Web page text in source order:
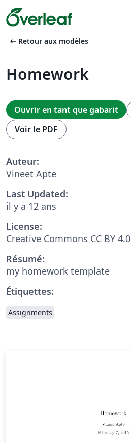
arrow_left_alt Retour aux modèles
Homework
Ouvrir en tant que gabarit
Voir le PDF
Auteur:
Vineet Apte
Last Updated:
il y a 12 ans
License:
Creative Commons CC BY 4.0
Résumé:
my homework template
Étiquettes:
Assignments